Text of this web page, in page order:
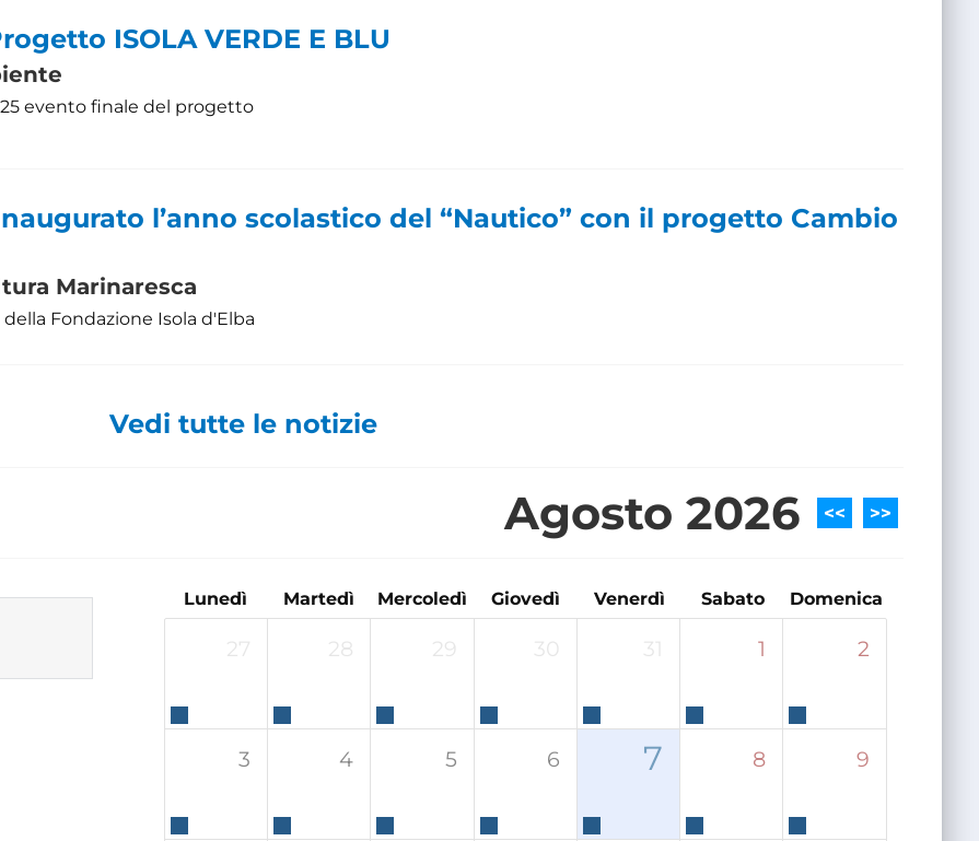
ISOLA VERDE E BLU
evento finale del progetto
l’anno scolastico del “Nautico” con il progetto Cambio
Marinaresca
Fondazione Isola d'Elba
Vedi tutte le notizie
Agosto 2026 >>
<<
Lunedì Martedì Mercoledì Giovedì Venerdì Sabato Domenica
27 28 29 30 31 1 2
3 4 5 6 7 8 9